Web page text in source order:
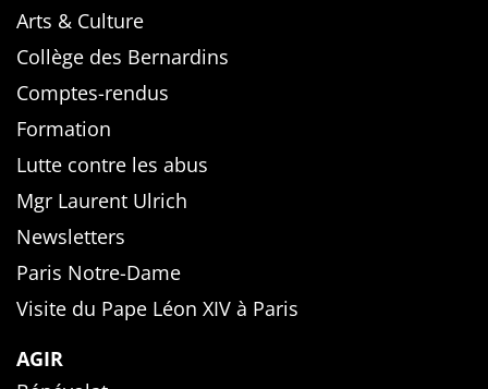
Arts & Culture
Collège des Bernardins
Comptes-rendus
Formation
Lutte contre les abus
Mgr Laurent Ulrich
Newsletters
Paris Notre-Dame
Visite du Pape Léon XIV à Paris
AGIR